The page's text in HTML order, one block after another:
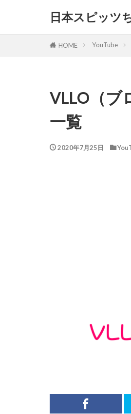
日本スピッツ
HOME YouTube
VLLO（ブ
一覧
2020年7月25日